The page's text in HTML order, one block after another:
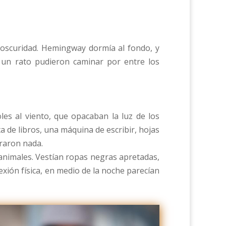
Hemingway dormía al fondo, y
rato pudieron caminar por entre los
al viento, que opacaban la luz de los
de libros, una máquina de escribir, hojas
nada.
Vestían ropas negras apretadas,
física, en medio de la noche parecían